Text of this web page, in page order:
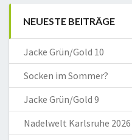
NEUESTE BEITRÄGE
Jacke Grün/Gold 10
Socken im Sommer?
Jacke Grün/Gold 9
Nadelwelt Karlsruhe 2026